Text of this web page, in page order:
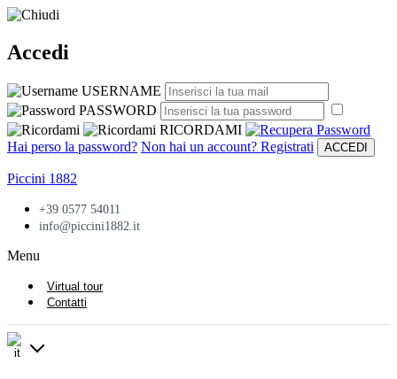
Accedi
USERNAME
PASSWORD
RICORDAMI
Hai perso la password? Non hai un account? Registrati ACCEDI
Piccini 1882
+39 0577 54011
info@piccini1882.it
Menu
Virtual tour
Contatti